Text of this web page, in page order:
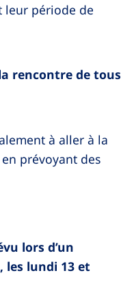
leur période de
rencontre de tous
à aller à la
prévoyant des
lors d’un
les lundi 13 et